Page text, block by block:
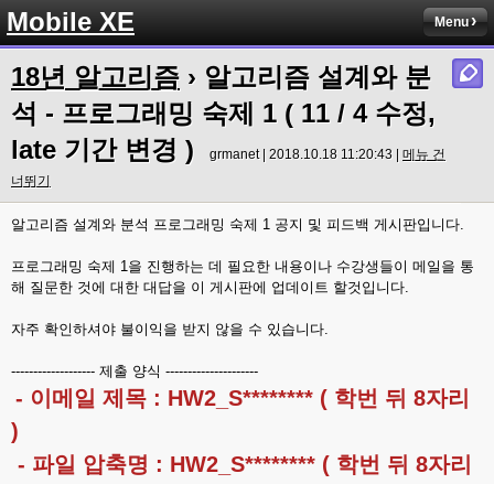
Mobile XE Menu
18년 알고리즘 › 알고리즘 설계와 분
석 - 프로그래밍 숙제 1 ( 11 / 4 수정,
late 기간 변경 )
grmanet | 2018.10.18 11:20:43 | 메뉴 건
너뛰기
알고리즘 설계와 분석 프로그래밍 숙제 1 공지 및 피드백 게시판입니다.
프로그래밍 숙제 1을 진행하는 데 필요한 내용이나 수강생들이 메일을 통
해 질문한 것에 대한 대답을 이 게시판에 업데이트 할것입니다.
자주 확인하셔야 불이익을 받지 않을 수 있습니다.
------------------- 제출 양식 ---------------------
- 이메일 제목 : HW2_S******** ( 학번 뒤 8자리
)
- 파일 압축명 : HW2_S******** ( 학번 뒤 8자리